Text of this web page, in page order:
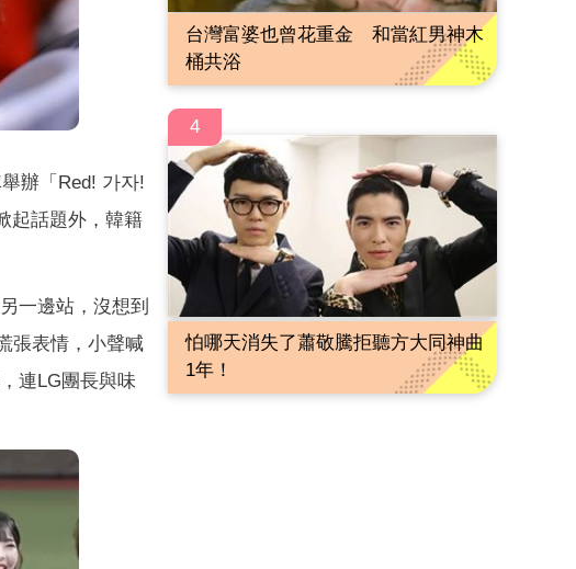
辦「Red! 가자!
起話題外，韓籍
一邊站，沒想到
張表情，小聲喊
連LG團長與味
台灣富婆也曾花重金 和當紅男神木
桶共浴
4
怕哪天消失了蕭敬騰拒聽方大同神曲
1年！